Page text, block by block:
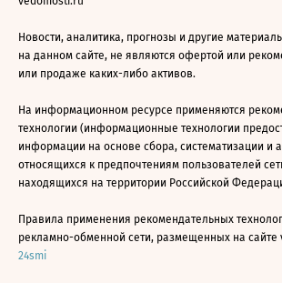
Новости, аналитика, прогнозы и другие
на данном сайте, не являются офертой или
или продаже каких-либо активов.
На информационном ресурсе применяются
технологии (информационные технологии
информации на основе сбора, систематизации и
относящихся к предпочтениям пользователей
находящихся на территории Российской
Правила применения рекомендательных
рекламно-обменной сети, размещенных на сайте
24smi